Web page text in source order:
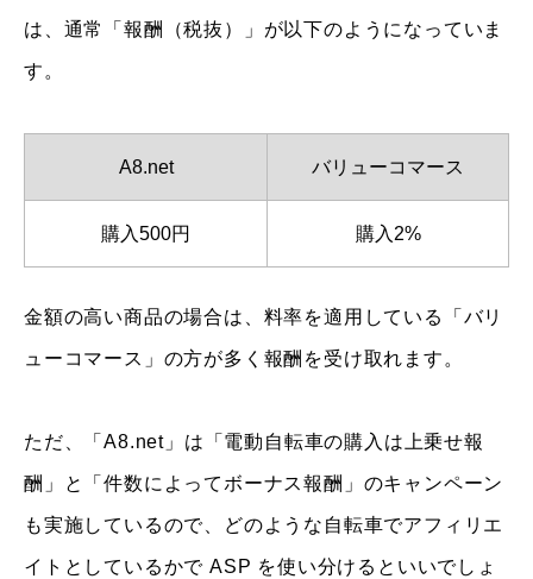
は、通常「報酬（税抜）」が以下のようになっていま
す。
A8.net バリューコマース
購入500円 購入2%
金額の高い商品の場合は、料率を適用している「バリ
ューコマース」の方が多く報酬を受け取れます。
ただ、「A8.net」は「電動自転車の購入は上乗せ報
酬」と「件数によってボーナス報酬」のキャンペーン
も実施しているので、どのような自転車でアフィリエ
イトとしているかで ASP を使い分けるといいでしょ